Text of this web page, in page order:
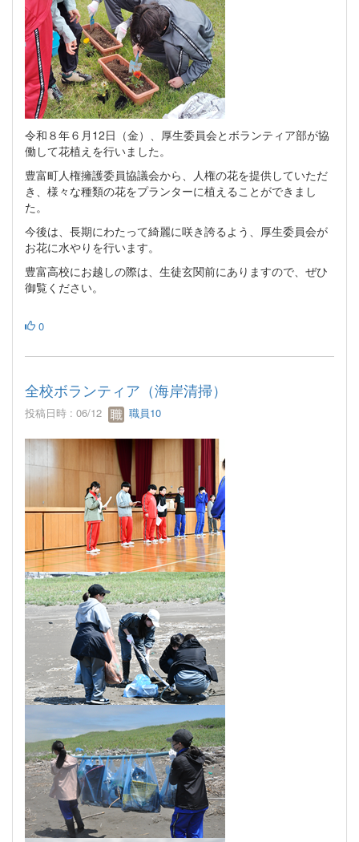
令和８年６月12日（金）、厚生委員会とボランティア部が協
働して花植えを行いました。
豊富町人権擁護委員協議会から、人権の花を提供していただ
き、様々な種類の花をプランターに植えることができまし
た。
今後は、長期にわたって綺麗に咲き誇るよう、厚生委員会が
お花に水やりを行います。
豊富高校にお越しの際は、生徒玄関前にありますので、ぜひ
御覧ください。
0
全校ボランティア（海岸清掃）
投稿日時 : 06/12 職員10